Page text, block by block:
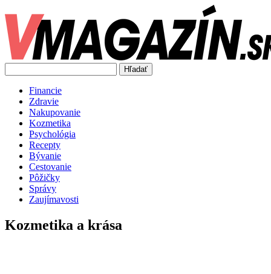
Hľadať
Financie
Zdravie
Nakupovanie
Kozmetika
Psychológia
Recepty
Bývanie
Cestovanie
Pôžičky
Správy
Zaujímavosti
Kozmetika a krása